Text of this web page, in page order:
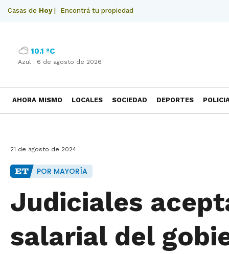
Casas de Hoy| Encontrá tu propiedad
10.1 ºC
Azul | 6 de agosto de 2026
AHORA MISMO LOCALES SOCIEDAD DEPORTES
21 de agosto de 2024
POR MAYORÍA
Judiciales
salarial del